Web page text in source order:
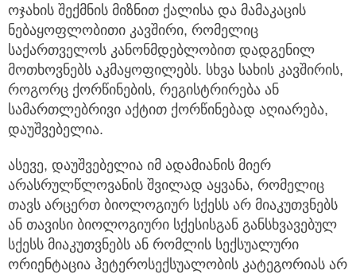
ოჯახის შექმნის მიზნით ქალისა და მამაკაცის
ნებაყოფლობითი კავშირი, რომელიც
საქართველოს კანონმდებლობით დადგენილ
მოთხოვნებს აკმაყოფილებს. სხვა სახის კავშირის,
როგორც ქორწინების, რეგისტრირება ან
სამართლებრივი აქტით ქორწინებად აღიარება,
დაუშვებელია.
ასევე, დაუშვებელია იმ ადამიანის მიერ
არასრულწლოვანის შვილად აყვანა, რომელიც
თავს არცერთ ბიოლოგიურ სქესს არ მიაკუთვნებს
ან თავისი ბიოლოგიური სქესისგან განსხვავებულ
სქესს მიაკუთვნებს ან რომლის სექსუალური
ორიენტაცია ჰეტეროსექსუალობის კატეგორიას არ